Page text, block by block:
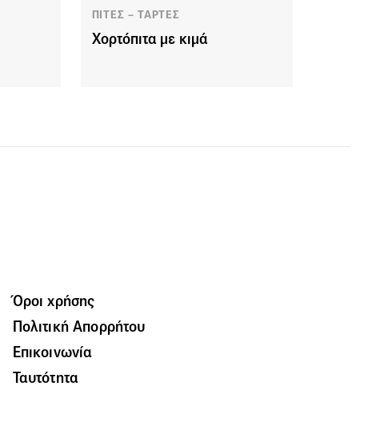
ΠΙΤΕΣ – ΤΑΡΤΕΣ
Χορτόπιτα με κιμά
Όροι χρήσης
Πολιτική Απορρήτου
Επικοινωνία
Ταυτότητα